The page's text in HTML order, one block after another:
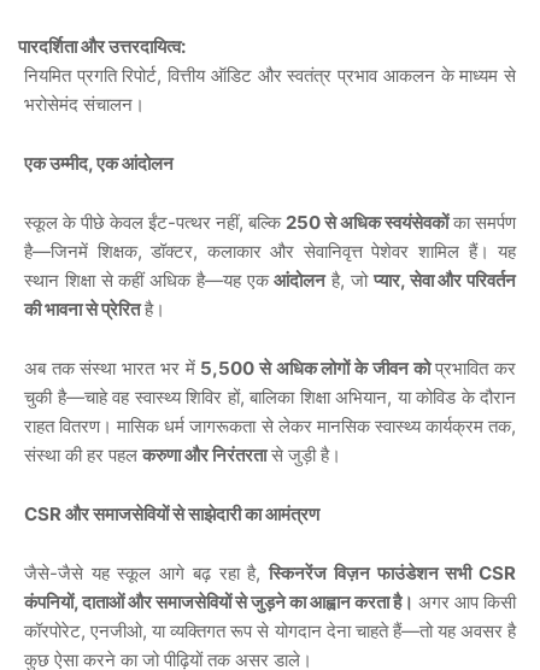
पारदर्शिताऔरउत्तरदायित्व:
नियमित प्रगति रिपोर्ट,वित्तीय ऑडिट और स्वतंत्र प्रभाव आकलन के माध्यम से
भरोसेमंद संचालन।
एकउम्मीद,एकआंदोलन
स्कूल के पीछे केवल ईंट-पत्थर नहीं, बल्कि 250सेअधिकस्वयंसेवकों का समर्पण
है—जिनमें शिक्षक,डॉक्टर, कलाकार और सेवानिवृत्त पेशेवर शामिल हैं।
यह
स्थान शिक्षा से कहीं अधिक है—यह एक आंदोलन है,जो प्यार, सेवा और परिवर्तन
कीभावनासेप्रेरित है।
अब तक संस्था भारत भर में 5,500से अधिक लोगों के जीवन को प्रभावित कर
चुकी है—चाहे वह स्वास्थ्य शिविर हों, बालिका शिक्षा अभियान, या कोविड के दौरान
राहत वितरण। मासिक धर्म जागरूकता से लेकर मानसिक स्वास्थ्य कार्यक्रम तक,
संस्था की हर पहल करुणाऔरनिरंतरता से जुड़ी है।
CSRऔरसमाजसेवियोंसेसाझेदारीकाआमंत्रण
जैसे-जैसे यह स्कूल आगे बढ़ रहा है,स्किनरेंज विज़न फाउंडेशन सभीCSR
कंपनियों,दाताओंऔरसमाजसेवियोंसेजुड़नेकाआह्वानकरताहै। अगर आप किसी
कॉरपोरेट,एनजीओ,या व्यक्तिगत रूप से योगदान देना चाहते हैं—तो यह अवसर है
कुछ ऐसा करने का जो पीढ़ियों तक असर डाले।